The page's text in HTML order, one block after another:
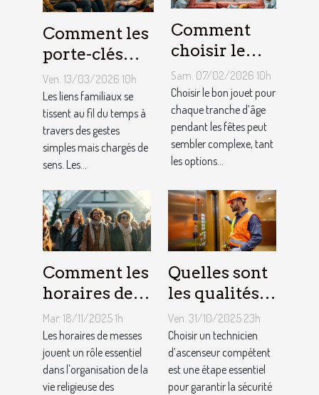
Comment les
porte-clés
personnalisés
peuvent
renforcer les
liens
familiaux ?
Ven. 13/03/2026 10h
Les liens familiaux se
tissent au fil du temps à
travers des gestes
simples mais chargés de
sens. Les...
Comment
choisir le
jouet idéal
pour chaque
âge lors des
fêtes ?
Sam. 07/02/2026 10h
Choisir le bon jouet pour
chaque tranche d’âge
pendant les fêtes peut
sembler complexe, tant
les options...
Comment les
horaires de
messes
facilitent la
vie des
pratiquants ?
Mar. 18/11/2025 1h
Les horaires de messes
jouent un rôle essentiel
dans l'organisation de la
vie religieuse des
Quelles sont
les qualités à
rechercher
chez un
technicien
d’ascenseur ?
Ven. 31/10/2025 23h
Choisir un technicien
d’ascenseur compétent
est une étape essentiel
pour garantir la sécurité